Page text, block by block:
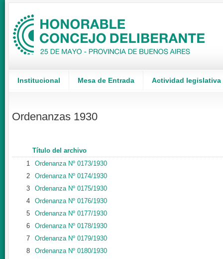
Institucional Mesa de Entrada Actividad legislativa
Ordenanzas 1930
Título del archivo
1
Ordenanza Nº 0173/1930
2
Ordenanza Nº 0174/1930
3
Ordenanza Nº 0175/1930
4
Ordenanza Nº 0176/1930
5
Ordenanza Nº 0177/1930
6
Ordenanza Nº 0178/1930
7
Ordenanza Nº 0179/1930
8
Ordenanza Nº 0180/1930